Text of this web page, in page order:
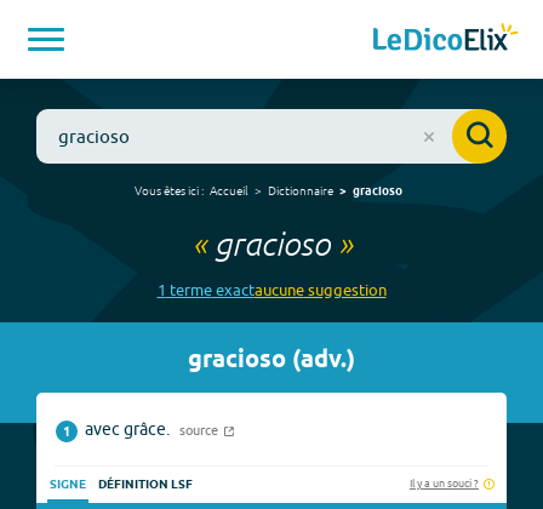
Vous êtes ici : Accueil Dictionnaire gracioso
« gracioso»
1 termeexactaucunesuggestion
gracioso (adv.)
1 avec grâce. source
SIGNE DÉFINITION LSF Il y a un souci ?